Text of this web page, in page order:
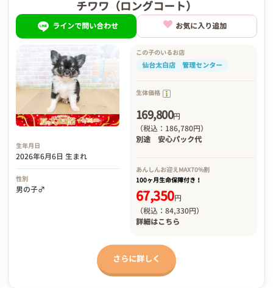
チワワ（ロングコート）
ラインで問い合わせ お気に入り追加
生年月日
2026年6月6日 生まれ
性別
男の子♂
この子のいるお店
仙台太白店 管理センター
生体価格
169,800円
（税込：186,780円）
別途 安心パック代
あんしんお迎えMAX70%割
100ヶ月生命保障付き！
67,350円
（税込：84,330円）
詳細はこちら
さらに詳しく